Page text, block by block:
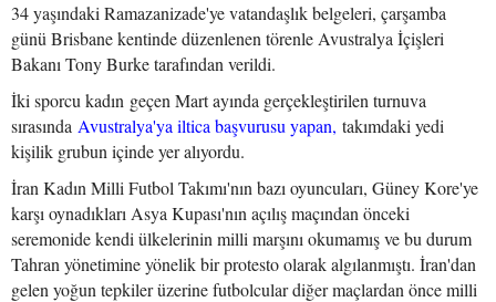
34 yaşındaki Ramazanizade'ye vatandaşlık belgeleri, çarşamba
günü Brisbane kentinde düzenlenen törenle Avustralya İçişleri
Bakanı Tony Burke tarafından verildi.
İki sporcu kadın geçen Mart ayında gerçekleştirilen turnuva
sırasında Avustralya'ya iltica başvurusu yapan, takımdaki yedi
kişilik grubun içinde yer alıyordu.
İran Kadın Milli Futbol Takımı'nın bazı oyuncuları, Güney Kore'ye
karşı oynadıkları Asya Kupası'nın açılış maçından önceki
seremonide kendi ülkelerinin milli marşını okumamış ve bu durum
Tahran yönetimine yönelik bir protesto olarak algılanmıştı. İran'dan
gelen yoğun tepkiler üzerine futbolcular diğer maçlardan önce milli